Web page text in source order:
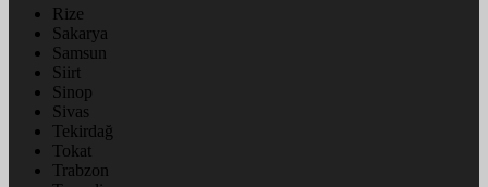
Rize
Sakarya
Samsun
Siirt
Sinop
Sivas
Tekirdağ
Tokat
Trabzon